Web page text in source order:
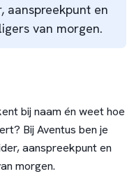
aanspreekpunt en
van morgen.
bij naam én weet hoe
Bij Aventus ben je
aanspreekpunt en
morgen.